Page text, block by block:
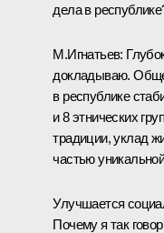
дела в
М.Игнатьев:
докладываю.
в республике
и 8 этнических
традиции, уклад
частью
Улучшается
Почему я так